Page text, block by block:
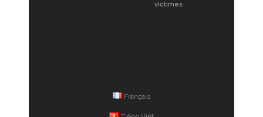
victimes
Français